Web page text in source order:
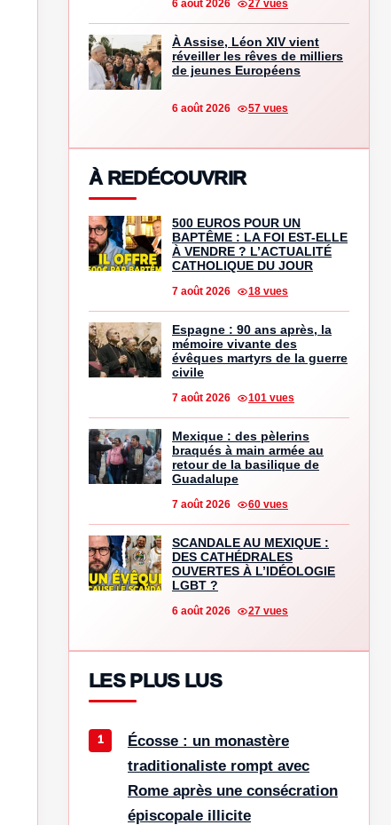
6 août 2026 27 vues
À Assise, Léon XIV vient
réveiller les rêves de milliers
de jeunes Européens
6 août 2026 57 vues
À REDÉCOUVRIR
500 EUROS POUR UN
BAPTÊME : LA FOI EST-ELLE
À VENDRE ? L’ACTUALITÉ
CATHOLIQUE DU JOUR
7 août 2026 18 vues
Espagne : 90 ans après, la
mémoire vivante des
évêques martyrs de la guerre
civile
7 août 2026 101 vues
Mexique : des pèlerins
braqués à main armée au
retour de la basilique de
Guadalupe
7 août 2026 60 vues
SCANDALE AU MEXIQUE :
DES CATHÉDRALES
OUVERTES À L’IDÉOLOGIE
LGBT ?
6 août 2026 27 vues
LES PLUS LUS
Écosse : un monastère
traditionaliste rompt avec
Rome après une consécration
épiscopale illicite